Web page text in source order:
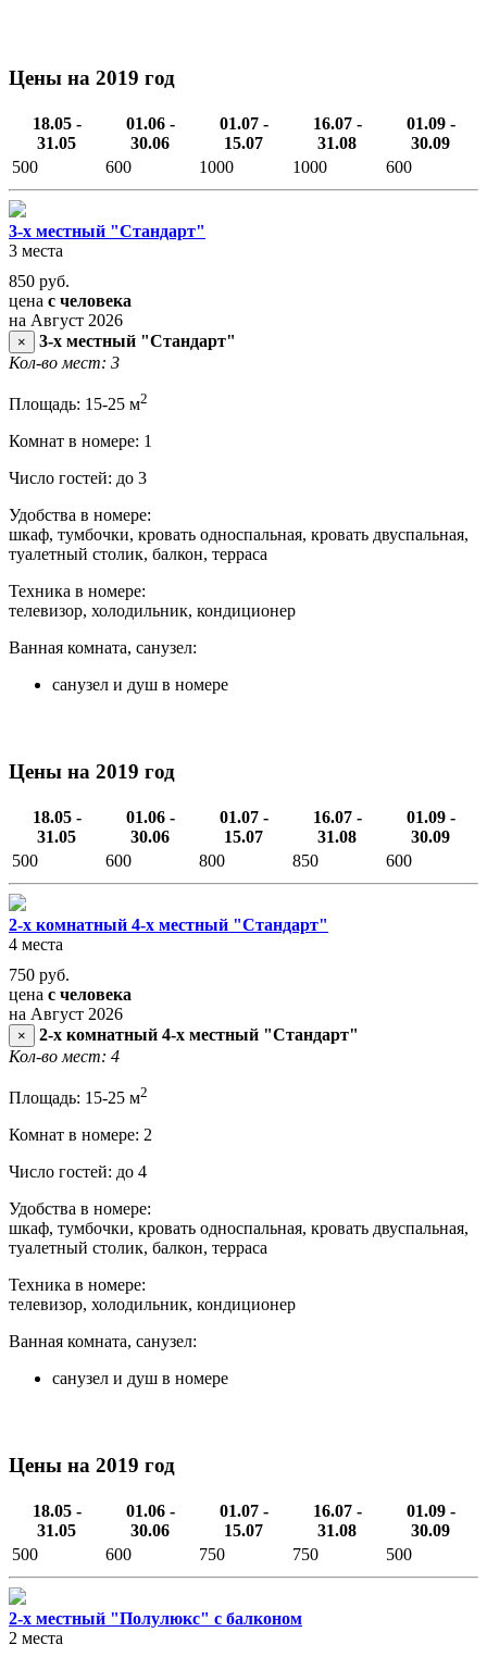
Цены на 2019 год
18.05 -
31.05
01.06 -
30.06
01.07 -
15.07
16.07 -
31.08
01.09 -
30.09
500
600 1000 1000 600
3-х местный "Стандарт"
3 места
850 руб.
цена с человека
на Август 2026
×
3-х местный "Стандарт"
Кол-во мест: 3
Площадь: 15-25 м2
Комнат в номере: 1
Число гостей: до 3
Удобства в номере:
шкаф, тумбочки, кровать односпальная, кровать двуспальная,
туалетный столик, балкон, терраса
Техника в номере:
телевизор, холодильник, кондиционер
Ванная комната, санузел:
санузел и душ в номере
Цены на 2019 год
18.05 -
31.05
01.06 -
30.06
01.07 -
15.07
16.07 -
31.08
01.09 -
30.09
500
600 800 850 600
2-х комнатный 4-х местный "Стандарт"
4 места
750 руб.
цена с человека
на Август 2026
×
2-х комнатный 4-х местный "Стандарт"
Кол-во мест: 4
Площадь: 15-25 м2
Комнат в номере: 2
Число гостей: до 4
Удобства в номере:
шкаф, тумбочки, кровать односпальная, кровать двуспальная,
туалетный столик, балкон, терраса
Техника в номере:
телевизор, холодильник, кондиционер
Ванная комната, санузел:
санузел и душ в номере
Цены на 2019 год
18.05 -
31.05
01.06 -
30.06
01.07 -
15.07
16.07 -
31.08
01.09 -
30.09
500
600 750 750 500
2-х местный "Полулюкс" с балконом
2 места